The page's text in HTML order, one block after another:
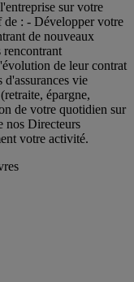
sur votre
de : - Développer votre
de nouveaux
rencontrant
de leur contrat
vie
épargne,
de votre quotidien sur
nos Directeurs
votre activité.